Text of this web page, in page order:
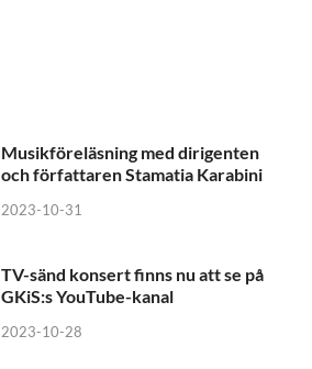
Musikföreläsning med dirigenten
och författaren Stamatia Karabini
2023-10-31
TV-sänd konsert finns nu att se på
GKiS:s YouTube-kanal
2023-10-28